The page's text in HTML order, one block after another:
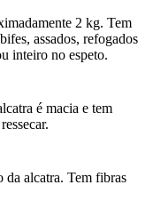
2 kg. Tem
assados, refogados
inteiro no espeto.
é macia e tem
da alcatra. Tem fibras